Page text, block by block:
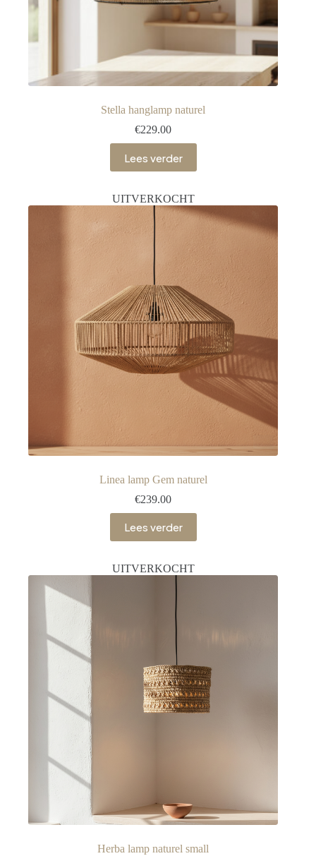
Stella hanglamp naturel
€229.00
Lees verder
UITVERKOCHT
Linea lamp Gem naturel
€239.00
Lees verder
UITVERKOCHT
Herba lamp naturel small